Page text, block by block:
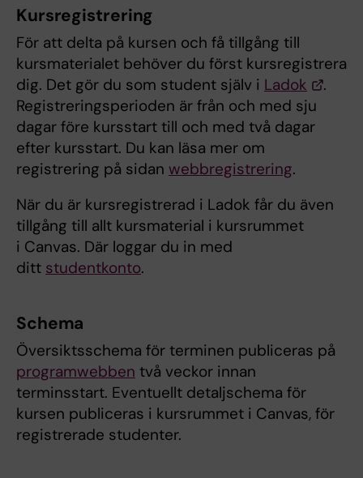
Kursregistrering
För att delta på kursen och få tillgång till
kursmaterialet behöver du först kursregistrera
dig. Det gör du som student själv i Ladok
.
Registreringsperioden är från och med sju
dagar före kursstart till och med två dagar
efter kursstart. Du kan läsa mer om
registrering på sidan webbregistrering.
När du är kursregistrerad i Ladok får du även
tillgång till allt kursmaterial i kursrummet
i Canvas. Där loggar du in med
ditt studentkonto.
Schema
Översiktsschema för terminen publiceras på
programwebben två veckor innan
terminsstart. Eventuellt detaljschema för
kursen publiceras i kursrummet i Canvas, för
registrerade studenter.